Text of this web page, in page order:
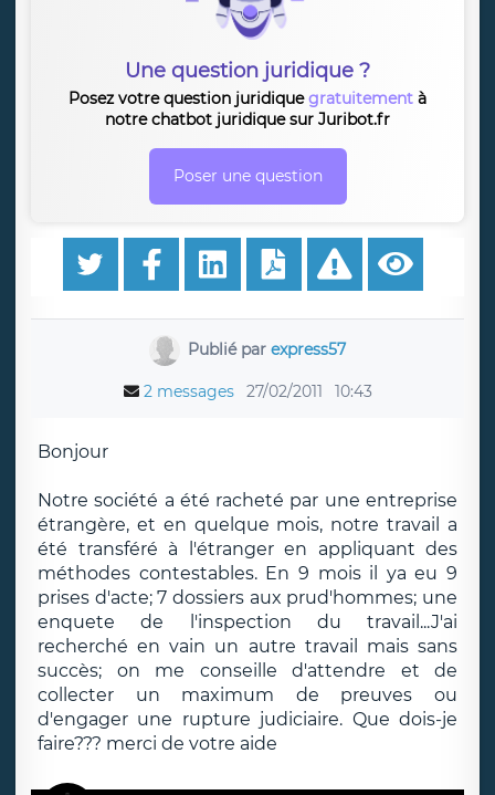
Une question juridique ?
Posez votre question juridiquegratuitement à
notre chatbot juridique sur Juribot.fr
Poser une question
Publié parexpress57
2 messages 27/02/2011 10:43
Bonjour
Notre société a été racheté par une entreprise
étrangère, et en quelque mois, notre travail a
été transféré à l'étranger en appliquant des
méthodes contestables. En 9 mois il ya eu 9
prises d'acte; 7 dossiers aux prud'hommes; une
enquete de l'inspection du travail...J'ai
recherché en vain un autre travail mais sans
succès; on me conseille d'attendre et de
collecter un maximum de preuves ou
d'engager une rupture judiciaire. Que dois-je
faire??? merci de votre aide